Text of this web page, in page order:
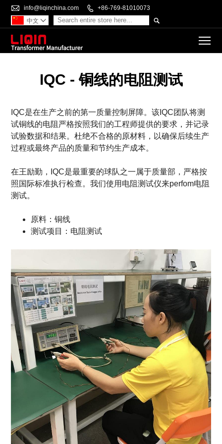
 info@liqinchina.com  +86-769-81010073

中文 
IQC - 铜线的电阻测试
IQC是在生产之前的第一质量控制屏障。该IQC团队将测
试铜线的电阻严格按照我们的工程师提供的要求，并记录
试验数据和结果。杜绝不合格的原材料，以确保后续生产
过程或最终产品的质量和节约生产成本。
在王励勤，IQC是最重要的球队之一属于质量部，严格按
照国际标准执行检查。我们使用电阻测试仪来perfom电阻
测试。
原料：铜线
测试项目：电阻测试